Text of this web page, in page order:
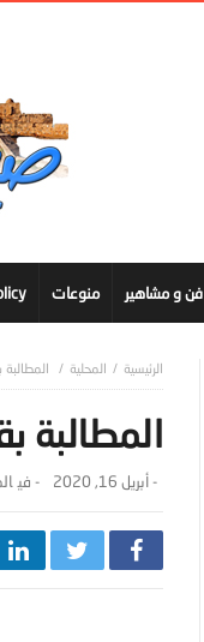
فن و مشاهير منوعات
المحلية
المطالبة
- أبريل 16, 2020 - ‎في